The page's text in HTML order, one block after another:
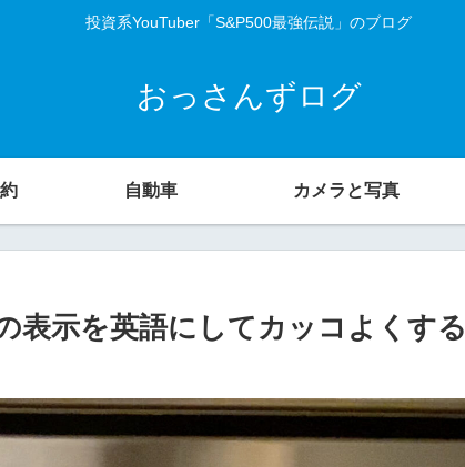
投資系YouTuber「S&P500最強伝説」のブログ
おっさんずログ
自動車 カメラと写真
表示を英語にしてカッコよくする